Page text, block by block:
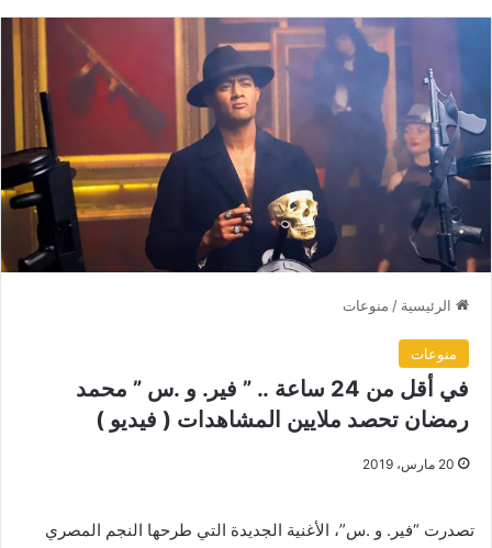
الرئيسية / منوعات
منوعات
في أقل من 24 ساعة .. ” فير. و .س ” محمد
رمضان تحصد ملايين المشاهدات ( فيديو )
20 مارس، 2019
تصدرت “فير. و .س”، الأغنية الجديدة التي طرحها النجم المصري